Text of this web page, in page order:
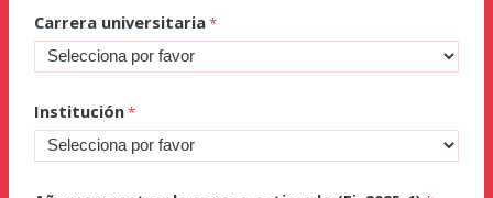
Carrera universitaria
Institución